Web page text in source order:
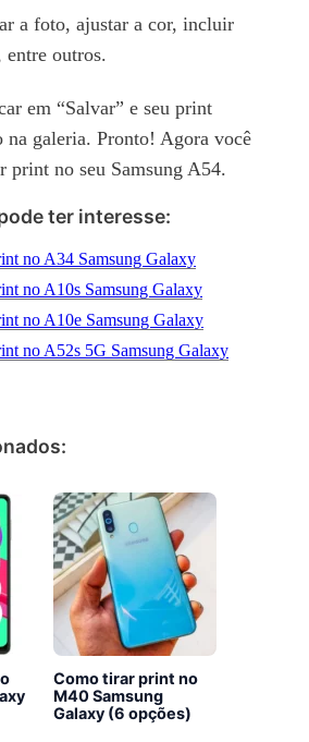
a foto, ajustar a cor, incluir
entre outros.
em “Salvar” e seu print
na galeria. Pronto! Agora você
print no seu Samsung A54.
ter interesse:
no A34 Samsung Galaxy
no A10s Samsung Galaxy
no A10e Samsung Galaxy
no A52s 5G Samsung Galaxy
Como tirar print no
M40 Samsung
Galaxy (6 opções)